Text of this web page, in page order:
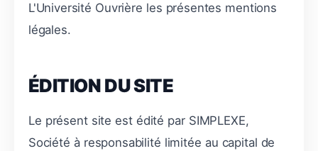
L'Université Ouvrière les présentes mentions
légales.
ÉDITION DU SITE
Le présent site est édité par SIMPLEXE,
Société à responsabilité limitée au capital de